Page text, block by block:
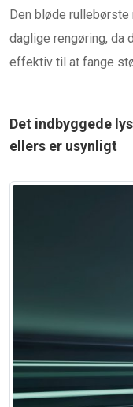
Den bløde
daglige rengøring, da
effektiv til at fange
Det indbyggede
ellers er usynligt